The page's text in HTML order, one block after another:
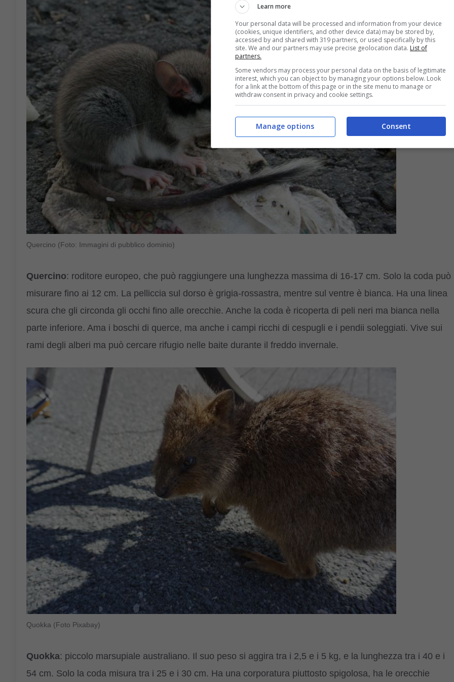
Quercino (Foto: Immagini di pubblico dominio)
Quercino: roditore europeo, che può raggiungere una lunghezza massima di 16-17 cm. Solo la coda può
misurare fino ai 12 cm. La pelliccia sul dorso è grigia-rossastra, mentre sul ventre è bianca. Ha una linea
scura che gli circonda gli occhi fino alle orecchie. Anche la coda è ricoperta di peli neri ma bianca nella
parte inferiore. Ama i boschi di querce, ma anche i campi ricchi di cespugli e i pendii soleggiati. Vive sui
rami degli alberi ma può cercare rifugio nelle baite durante il freddo invernale.
Quokka (Foto Pixabay)
Quokka: piccolo marsupiale australiano. Il suo peso si aggira tra i 2,5 e i 5 kg, e la lunghezza tra i 40 e i
54 cm. Solo la coda misura tra i 25 e i 30 cm. Ha una corporatura piuttosto spigolosa, ha le orecchie
Learn more
Your personal data will be processed and information from your device
(cookies, unique identifiers, and other device data) may be stored by,
accessed by and shared with 319 partners, or used specifically by this
site. We and our partners may use precise geolocation data. List of
partners.
Some vendors may process your personal data on the basis of legitimate
interest, which you can object to by managing your options below. Look
for a link at the bottom of this page or in the site menu to manage or
withdraw consent in privacy and cookie settings.
Consent
Manage options